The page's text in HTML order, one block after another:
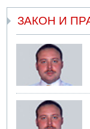
Бывший посол
ЗАКОН И